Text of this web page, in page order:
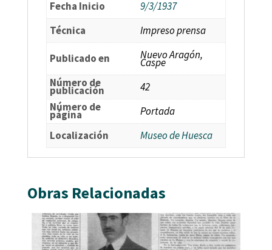
Fecha Inicio
9/3/1937
Técnica
Impreso prensa
Publicado en Nuevo Aragón,
Caspe
Número de
publicación
42
Número de
página
Portada
Localización
Museo de Huesca
Obras Relacionadas